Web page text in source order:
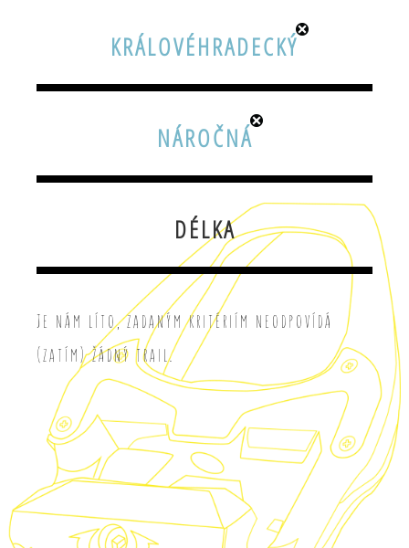
KRÁLOVÉHRADECKÝ
NÁROČNÁ
DÉLKA
Je nám líto, zadaným kritériím neodpovídá
(zatím) žádný trail.